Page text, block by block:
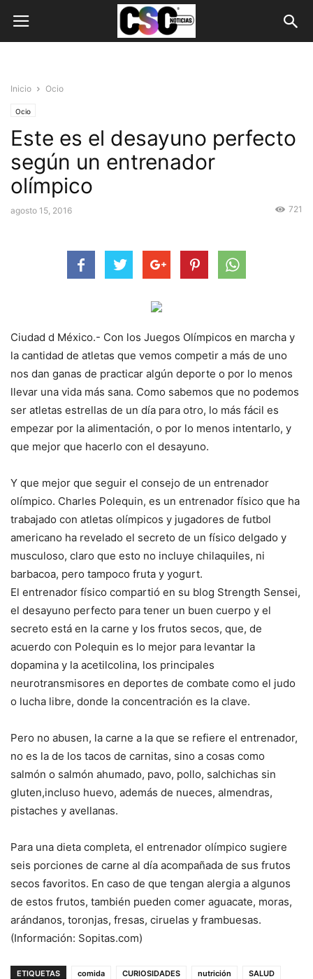
Inicio Ocio
Ocio
Este es el desayuno perfecto
según un entrenador
olímpico
agosto 15, 2016 721
Ciudad d México.- Con los Juegos Olímpicos en marcha y
la cantidad de atletas que vemos competir a más de uno
nos dan ganas de practicar algún deporte o por lo menos
llevar una vida más sana. Como sabemos que no podemos
ser atletas estrellas de un día para otro, lo más fácil es
empezar por la alimentación, o por lo menos intentarlo, y
que mejor que hacerlo con el desayuno.
Y que mejor que seguir el consejo de un entrenador
olímpico. Charles Polequin, es un entrenador físico que ha
trabajado con atletas olímpicos y jugadores de futbol
americano ha revelado el secreto de un físico delgado y
musculoso, claro que esto no incluye chilaquiles, ni
barbacoa, pero tampoco fruta y yogurt.
El entrenador físico compartió en su blog Strength Sensei,
el desayuno perfecto para tener un buen cuerpo y el
secreto está en la carne y los frutos secos, que, de
acuerdo con Polequin es lo mejor para levantar la
dopamina y la acetilcolina, los principales
neurotransmisores en deportes de combate como el judo
o lucha libre, donde la concentración es la clave.
Pero no abusen, la carne a la que se refiere el entrenador,
no es la de los tacos de carnitas, sino a cosas como
salmón o salmón ahumado, pavo, pollo, salchichas sin
gluten,incluso huevo, además de nueces, almendras,
pistaches y avellanas.
Para una dieta completa, el entrenador olímpico sugiere
seis porciones de carne al día acompañada de sus frutos
secos favoritos. En caso de que tengan alergia a algunos
de estos frutos, también pueden comer aguacate, moras,
arándanos, toronjas, fresas, ciruelas y frambuesas.
(Información: Sopitas.com)
ETIQUETAS comida CURIOSIDADES nutrición SALUD